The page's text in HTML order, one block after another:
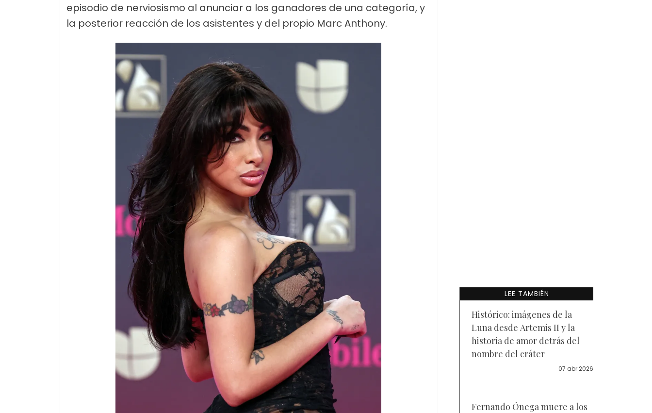
episodio de nerviosismo al anunciar a los ganadores de una categoría, y
la posterior reacción de los asistentes y del propio Marc Anthony.
LEE TAMBIÉN
Histórico: imágenes de la
Luna desde Artemis II y la
historia de amor detrás del
nombre del cráter
07 abr 2026
Fernando Ónega muere a los